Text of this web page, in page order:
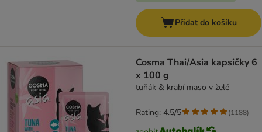
Přidat do košíku
Cosma Thai/Asia kapsičky 6
x 100 g
tuňák & krabí maso v želé
Rating: 4.5/5 (1188)